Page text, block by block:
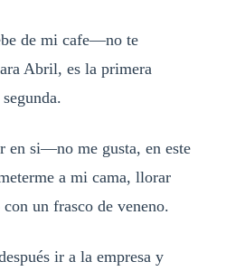
de mi cafe—no te
Abril, es la primera
en si—no me gusta, en este
a mi cama, llorar
un frasco de veneno.
ir a la empresa y